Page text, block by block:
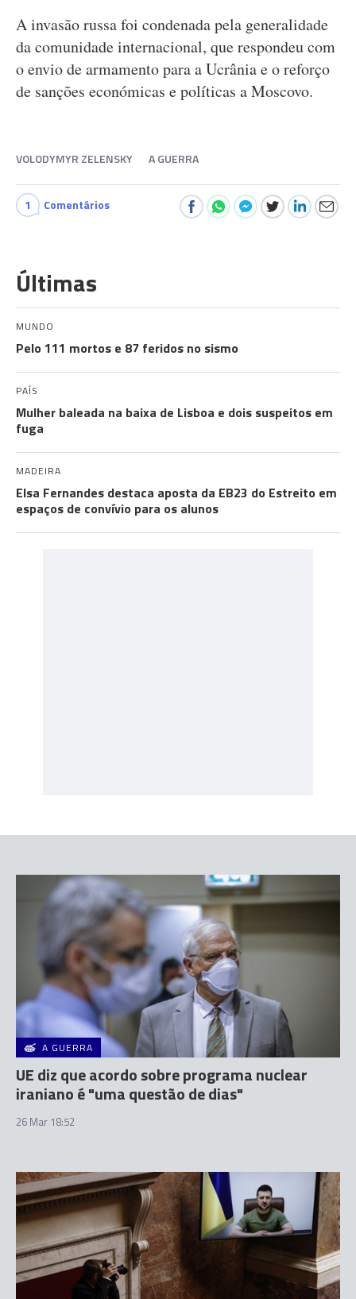
A invasão russa foi condenada pela generalidade
da comunidade internacional, que respondeu com
o envio de armamento para a Ucrânia e o reforço
de sanções económicas e políticas a Moscovo.
VOLODYMYR ZELENSKY A GUERRA
1 Comentários
Últimas
MUNDO
Pelo 111 mortos e 87 feridos no sismo
PAÍS
Mulher baleada na baixa de Lisboa e dois suspeitos em
fuga
MADEIRA
Elsa Fernandes destaca aposta da EB23 do Estreito em
espaços de convívio para os alunos
A GUERRA
UE diz que acordo sobre programa nuclear
iraniano é "uma questão de dias"
26 Mar 18:52